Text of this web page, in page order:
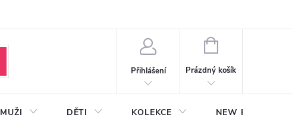
Přihlášení
NÁKUPNÍ
Prázdný košík
MUŽI DĚTI KOLEKCE NEW Plakáty s